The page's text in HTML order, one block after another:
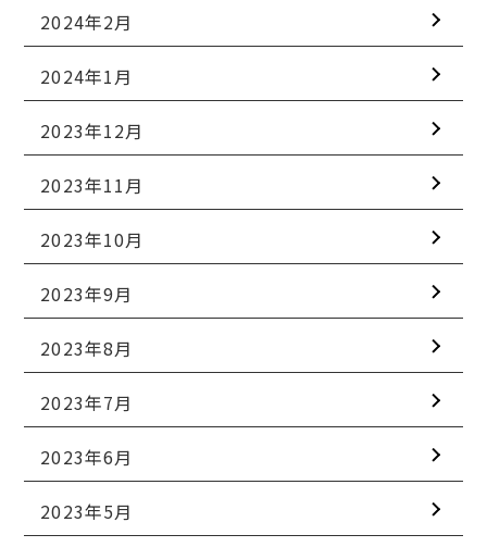
2024年2月
2024年1月
2023年12月
2023年11月
2023年10月
2023年9月
2023年8月
2023年7月
2023年6月
2023年5月